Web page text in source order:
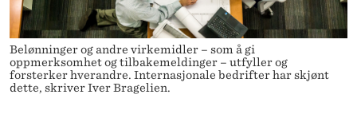
G
B
E
M
E
N
Y
E
D
T
Om Bulletin
Belønninger og andre virkemidler – som å gi
oppmerksomhet og tilbakemeldinger – utfyller og
forsterker hverandre. Internasjonale bedrifter har skjønt
dette, skriver Iver Bragelien.